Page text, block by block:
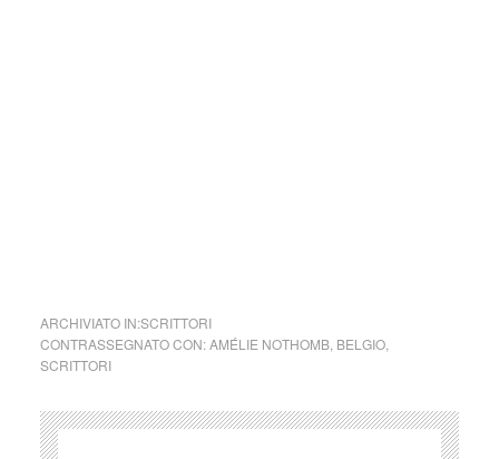
ARCHIVIATO IN:SCRITTORI
CONTRASSEGNATO CON:AMÉLIE NOTHOMB, BELGIO,
SCRITTORI